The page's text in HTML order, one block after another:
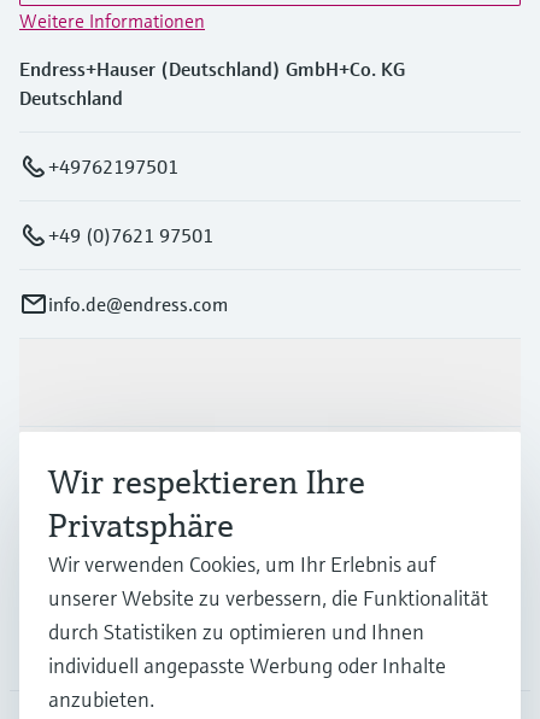
Weitere Informationen
Endress+Hauser (Deutschland) GmbH+Co. KG
Deutschland
+49762197501
+49 (0)7621 97501
info.de@endress.com
Branchen
Support
Unternehmen
Wir respektieren Ihre
Privatsphäre
Wir verwenden Cookies, um Ihr Erlebnis auf
unserer Website zu verbessern, die Funktionalität
durch Statistiken zu optimieren und Ihnen
individuell angepasste Werbung oder Inhalte
anzubieten.